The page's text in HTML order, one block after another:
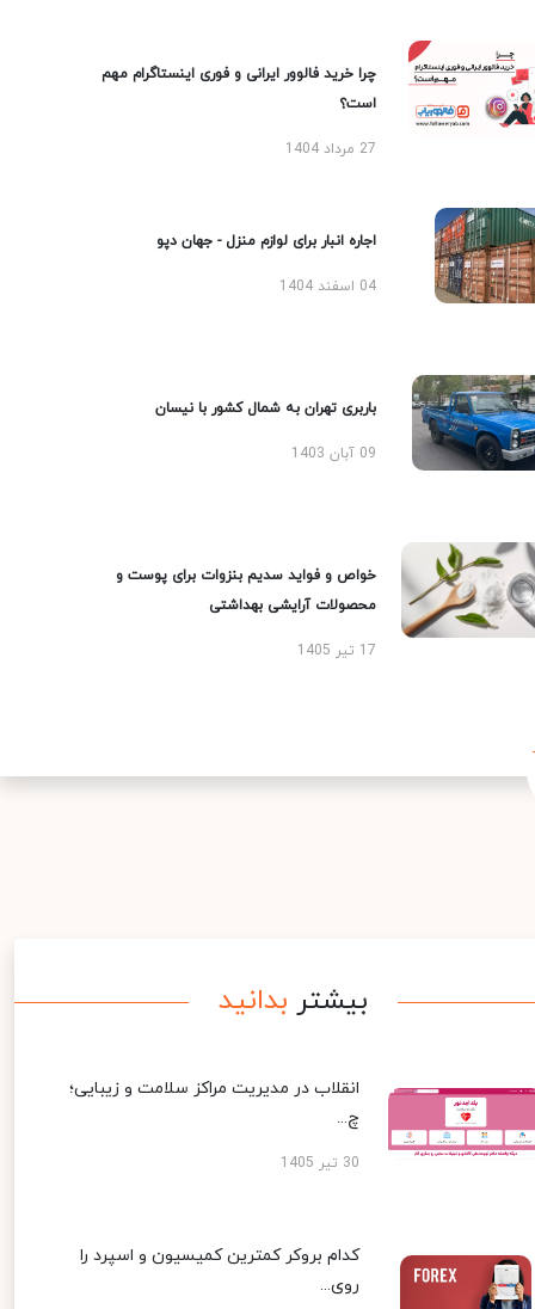
چرا خرید فالوور ایرانی و فوری اینستاگرام مهم
است؟
27 مرداد 1404
اجاره انبار برای لوازم منزل - جهان دپو
04 اسفند 1404
باربری تهران به شمال کشور با نیسان
09 آبان 1403
خواص و فواید سدیم بنزوات برای پوست و
محصولات آرایشی بهداشتی
17 تیر 1405
بیشتر بدانید
انقلاب در مدیریت مراکز سلامت و زیبایی؛
چ...
30 تیر 1405
کدام بروکر کمترین کمیسیون و اسپرد را
روی...